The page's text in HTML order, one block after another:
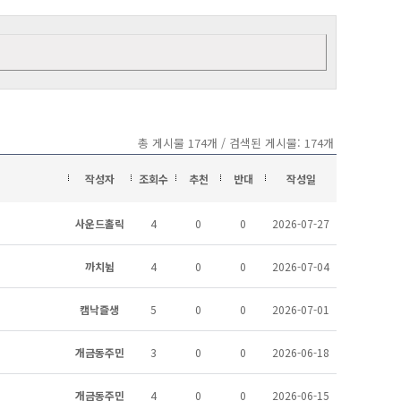
총 게시물 174개 / 검색된 게시물: 174개
작성자 조회수 추천 반대 작성일
사운드홀릭 4 0 0 2026-07-27
까치뉨 4 0 0 2026-07-04
캠낙즐생 5 0 0 2026-07-01
개금동주민 3 0 0 2026-06-18
개금동주민 4 0 0 2026-06-15